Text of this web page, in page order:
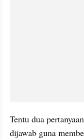
Tentu dua
dijawab guna